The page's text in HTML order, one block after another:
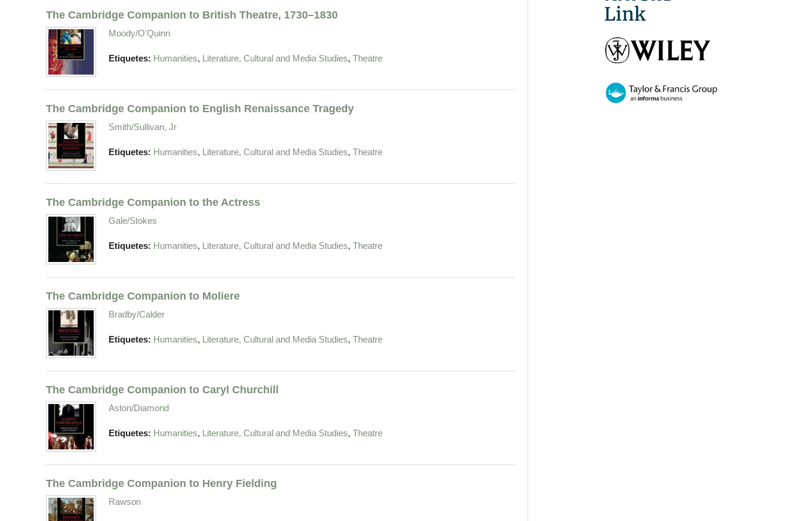
The Cambridge Companion to British Theatre, 1730–1830
Moody/O'Quinn
Etiquetes: Humanities, Literature, Cultural and Media Studies, Theatre
The Cambridge Companion to English Renaissance Tragedy
Smith/Sullivan, Jr
Etiquetes: Humanities, Literature, Cultural and Media Studies, Theatre
The Cambridge Companion to the Actress
Gale/Stokes
Etiquetes: Humanities, Literature, Cultural and Media Studies, Theatre
The Cambridge Companion to Moliere
Bradby/Calder
Etiquetes: Humanities, Literature, Cultural and Media Studies, Theatre
The Cambridge Companion to Caryl Churchill
Aston/Diamond
Etiquetes: Humanities, Literature, Cultural and Media Studies, Theatre
The Cambridge Companion to Henry Fielding
Rawson